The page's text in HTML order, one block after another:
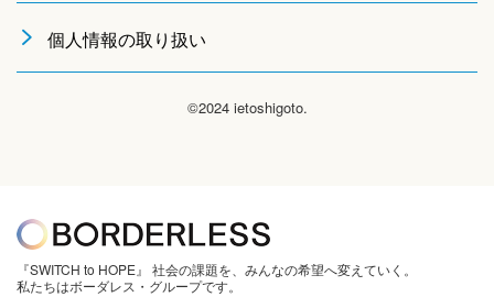
個人情報の取り扱い
©2024 ietoshigoto.
『SWITCH to HOPE』 社会の課題を、みんなの希望へ変えていく。
私たちはボーダレス・グループです。